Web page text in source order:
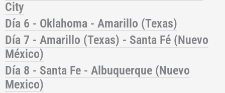
City
Día 6 - Oklahoma - Amarillo (Texas)
Día 7 - Amarillo (Texas) - Santa Fé (Nuevo
México)
Día 8 - Santa Fe - Albuquerque (Nuevo
Mexico)